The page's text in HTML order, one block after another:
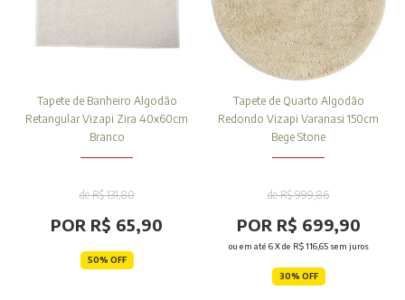
Tapete de Banheiro Algodão
Retangular Vizapi Zira 40x60cm
Branco
de R$ 131,80
POR R$ 65,90
50% OFF
Tapete de Quarto Algodão
Redondo Vizapi Varanasi 150cm
Bege Stone
de R$ 999,86
POR R$ 699,90
ou em até 6X de R$ 116,65sem juros
30% OFF